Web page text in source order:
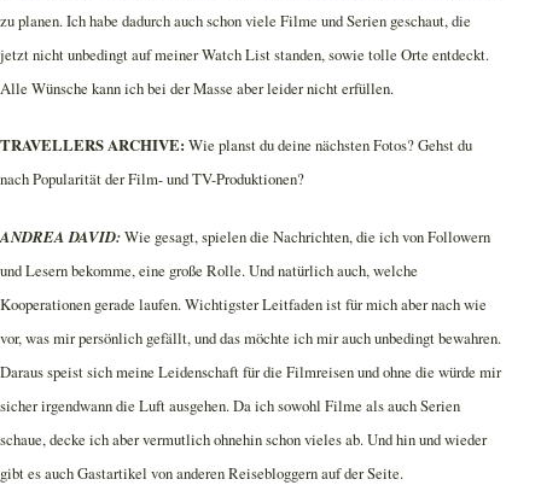
zu planen. Ich habe dadurch auch schon viele Filme und Serien geschaut, die
jetzt nicht unbedingt auf meiner Watch List standen, sowie tolle Orte entdeckt.
Alle Wünsche kann ich bei der Masse aber leider nicht erfüllen.
TRAVELLERS ARCHIVE: Wie planst du deine nächsten Fotos? Gehst du
nach Popularität der Film- und TV-Produktionen?
ANDREA DAVID:Wie gesagt, spielen die Nachrichten, die ich von Followern
und Lesern bekomme, eine große Rolle. Und natürlich auch, welche
Kooperationen gerade laufen. Wichtigster Leitfaden ist für mich aber nach wie
vor, was mir persönlich gefällt, und das möchte ich mir auch unbedingt bewahren.
Daraus speist sich meine Leidenschaft für die Filmreisen und ohne die würde mir
sicher irgendwann die Luft ausgehen. Da ich sowohl Filme als auch Serien
schaue, decke ich aber vermutlich ohnehin schon vieles ab. Und hin und wieder
gibt es auch Gastartikel von anderen Reisebloggern auf der Seite.